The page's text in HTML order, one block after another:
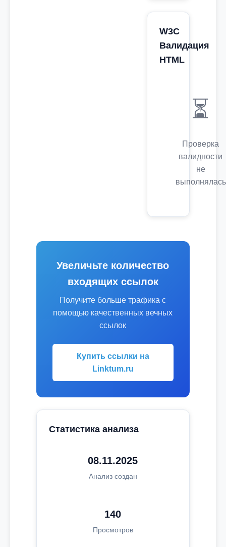
W3C
Валидация
HTML
⏳
Проверка
валидности
не
выполнялась
Увеличьте количество
входящих ссылок
Получите больше трафика с
помощью качественных вечных
ссылок
Купить ссылки на
Linktum.ru
Статистика анализа
08.11.2025
Анализ создан
140
Просмотров